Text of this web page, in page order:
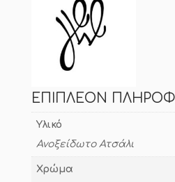
ΕΠΙΠΛΈΟΝ
Υλικό
Ανοξείδωτο Ατσάλι
Χρώμα